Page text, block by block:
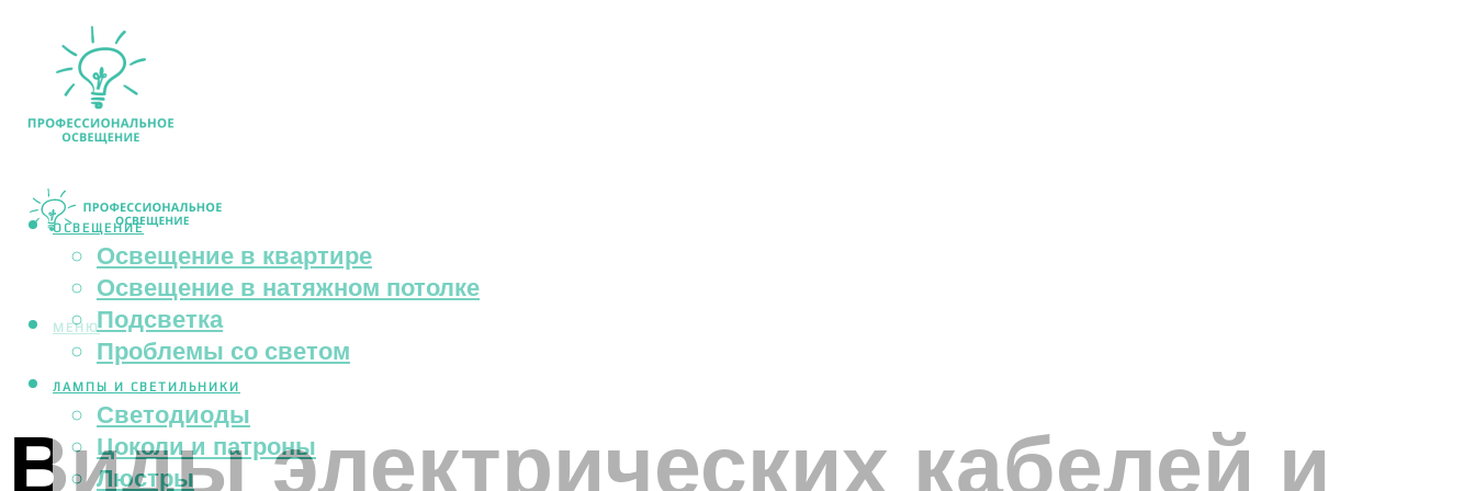
ОСВЕЩЕНИЕ
Освещение в квартире
Освещение в натяжном потолке
Подсветка
Проблемы со светом
ЛАМПЫ И СВЕТИЛЬНИКИ
Светодиоды
Цоколи и патроны
Люстры
МЕНЮ
Виды электрических кабелей и